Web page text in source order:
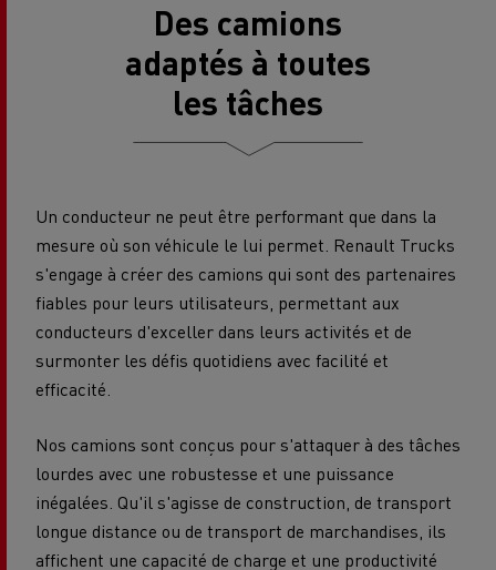
Des camions
adaptés à toutes
les tâches
Un conducteur ne peut être performant que dans la
mesure où son véhicule le lui permet. Renault Trucks
s'engage à créer des camions qui sont des partenaires
fiables pour leurs utilisateurs, permettant aux
conducteurs d'exceller dans leurs activités et de
surmonter les défis quotidiens avec facilité et
efficacité.
Nos camions sont conçus pour s'attaquer à des tâches
lourdes avec une robustesse et une puissance
inégalées. Qu'il s'agisse de construction, de transport
longue distance ou de transport de marchandises, ils
affichent une capacité de charge et une productivité